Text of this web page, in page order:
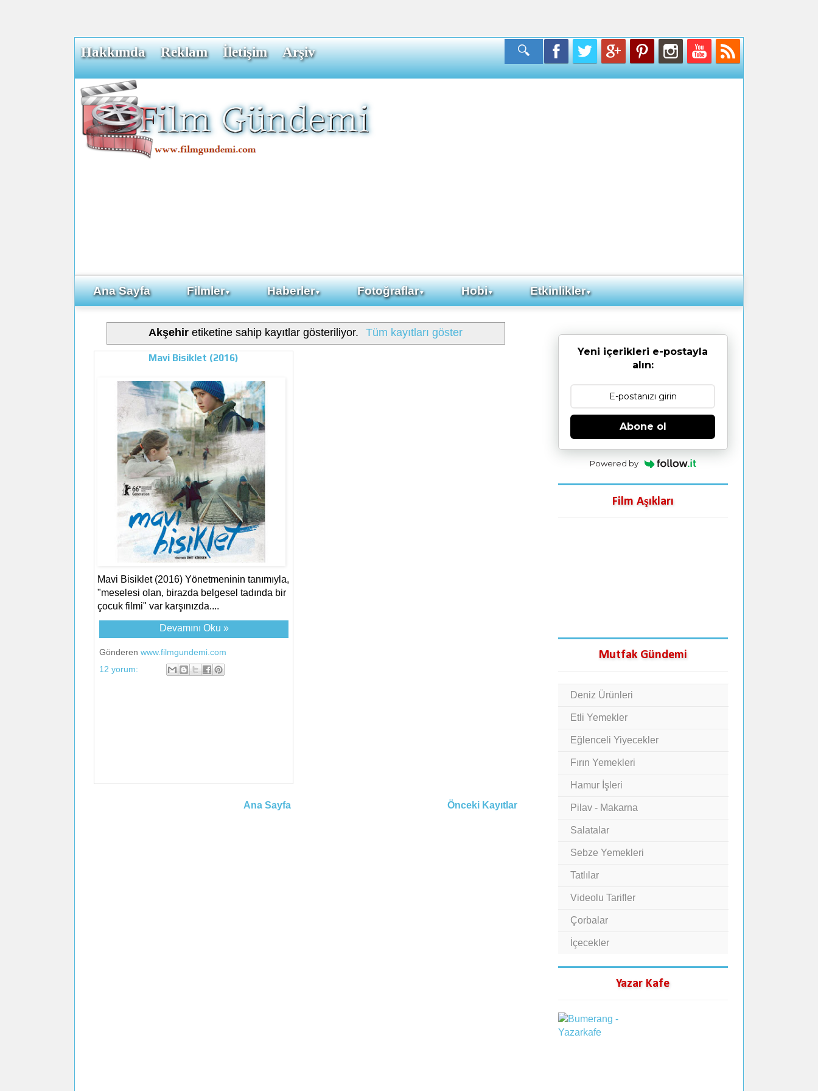
Hakkımda Reklam İletişim Arşiv
Ana Sayfa Filmler▼ Haberler▼ Fotoğraflar▼ Hobi▼ Etkinlikler▼
Akşehiretiketine sahip kayıtlar gösteriliyor. Tüm kayıtları göster
Mavi Bisiklet (2016)
Mavi Bisiklet (2016) Yönetmeninin tanımıyla,
"meselesi olan, birazda belgesel tadında bir
çocuk filmi" var karşınızda....
Devamını Oku »
Gönderen www.filmgundemi.com
12 yorum:
Önceki Kayıtlar
Ana Sayfa
Yeni içerikleri e-postayla
alın:
Abone ol
Powered by
Film Aşıkları
Mutfak Gündemi
Deniz Ürünleri
Etli Yemekler
Eğlenceli Yiyecekler
Fırın Yemekleri
Hamur İşleri
Pilav - Makarna
Salatalar
Sebze Yemekleri
Tatlılar
Videolu Tarifler
Çorbalar
İçecekler
Yazar Kafe